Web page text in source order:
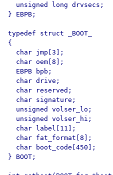
  unsigned long drvsecs;
} EBPB;
typedef struct _BOOT_
{
  char jmp[3];
  char oem[8];
  EBPB bpb;
  char drive;
  char reserved;
  char signature;
  unsigned volser_lo;
  unsigned volser_hi;
  char label[11];
  char fat_format[8];
  char boot_code[450];
} BOOT;